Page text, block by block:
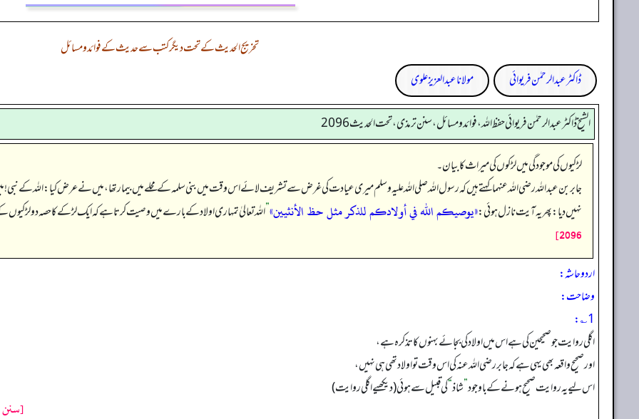
تخریج الحدیث کے تحت دیگر کتب سے حدیث کے فوائد و مسائل
ڈاکٹر عبدالرحمٰن فریوائی
مولانا عبد العزیز علوی
الشیخ ڈاکٹر عبد الرحمٰن فریوائی حفظ اللہ، فوائد و مسائل، سنن ترمذی، تحت الحديث 2096
لڑکیوں کی موجودگی میں لڑکوں کی میراث کا بیان۔
جابر بن عبداللہ رضی الله عنہما کہتے ہیں کہ رسول اللہ صلی اللہ علیہ وسلم میری عیادت کی غرض سے تشریف لائے اس وقت میں بنی سلمہ کے محلے میں بیمار تھا، میں نے عرض کیا: اللہ کے نبی! میں
نہیں دیا: پھر یہ آیت نازل ہوئی:«يوصيكم الله في أولادكم للذكر مثل حظ الأنثيين»”اللہ تعالیٰ تمہاری اولاد کے بارے میں وصیت کرتا ہے کہ ایک لڑکے کا حصہ دو لڑکیوں
2096]
اردو حاشہ:
وضاحت:
1؎:
اگلی روایت جو صحیحین کی ہے اس میں اولاد کی بجائے بہنوں کا تذکر ہ ہے،
اور صحیح واقعہ بھی یہی ہے کہ جابر رضی اللہ عنہ کی اس وقت تو اولاد تھی ہی نہیں،
اس لیے یہ روایت صحیح ہونے کے باوجود”شاذ“کی قبیل سے ہوئی (دیکھیے اگلی روایت)
[سنن